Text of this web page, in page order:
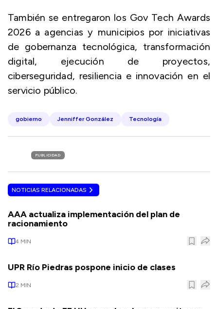
También se entregaron los Gov Tech Awards
2026 a agencias y municipios por iniciativas
de gobernanza tecnológica, transformación
digital, ejecución de proyectos,
ciberseguridad, resiliencia e innovación en el
servicio público.
gobierno Jenniffer González Tecnología
PUBLICIDAD
NOTICIAS RELACIONADAS
AAA actualiza implementación del plan de
racionamiento
4 MIN
UPR Río Piedras pospone inicio de clases
2 MIN